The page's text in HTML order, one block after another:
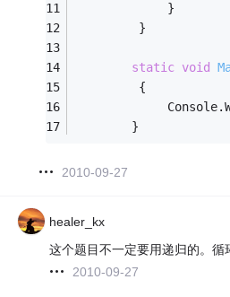
             }
         }
static void
         {
        }
2010-09-27
healer_kx
这个题目不一定要用递归的。循
2010-09-27